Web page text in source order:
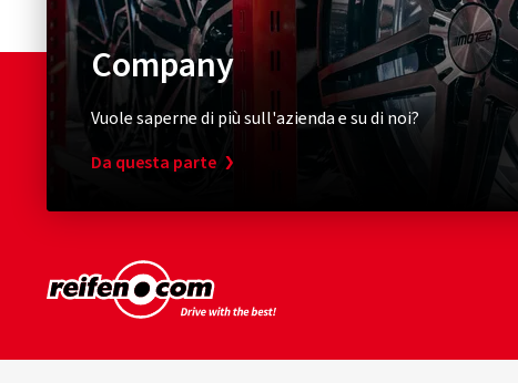
Company
Vuole saperne di più sull'azienda e su di noi?
Da questa parte